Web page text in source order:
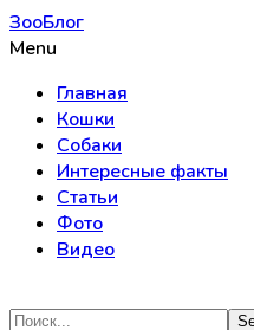
ЗооБлог
Menu
Главная
Кошки
Собаки
Интересные факты
Статьи
Фото
Видео